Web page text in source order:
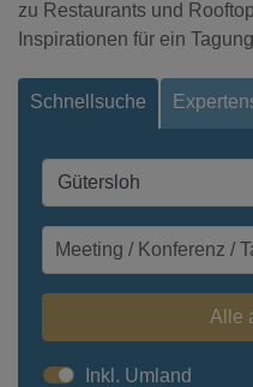
zu Restaurants und
Inspirationen für ein
Schnellsuche
Meeting / Konferenz /
Alle
Inkl. Umland